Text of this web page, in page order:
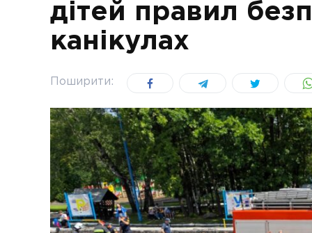
УКРАЇНА
дітей правил
канікулах
Поширити: